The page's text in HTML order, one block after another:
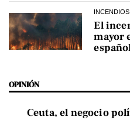
INCENDIOS
El
mayor
OPINIÓN
Ceuta, el negocio